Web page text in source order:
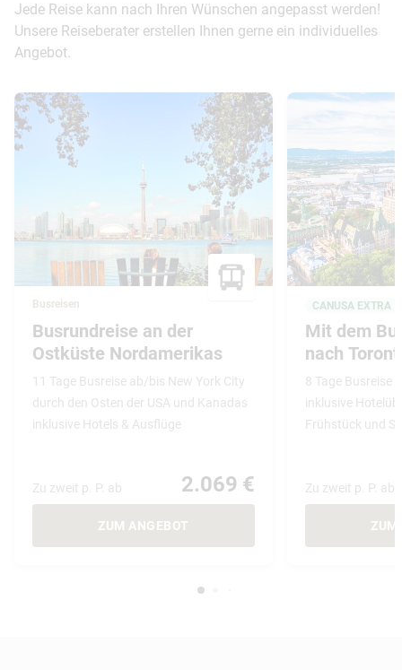
Jede Reise kann nach Ihren Wünschen angepasst werden!
Unsere Reiseberater erstellen Ihnen gerne ein individuelles
Angebot.
Busreisen
Busrundreise an der
Ostküste Nordamerikas
11 Tage Busreise ab/bis New York City
durch den Osten der USA und Kanadas
inklusive Hotels & Ausflüge
Zu zweit p. P. ab 2.069 €
ZUM ANGEBOT
CANUSA EXTRA
Mit dem
nach
8 Tage Busreise
inklusive
Frühstück und
Zu zweit p. P. ab
ZUM